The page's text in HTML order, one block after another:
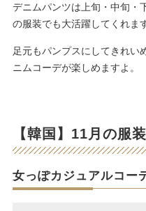
デニムパンツは上旬・中旬・
の服装でも大活躍してくれます
足元もパンプスにしてきれい
ニムコーデが楽しめますよ。
【韓国】11月の服
女っぽカジュアルコー